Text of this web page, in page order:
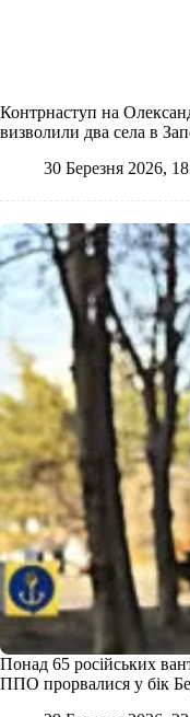
Контрнаступ на
визволили два села в
30 Березня 2026,
Понад 65 російських
ППО прорвалися у бік